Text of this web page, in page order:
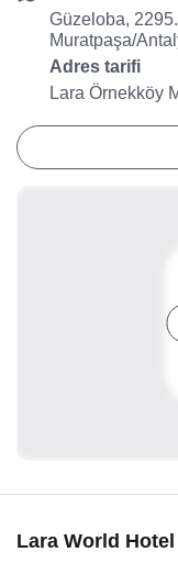
Güzeloba,
Muratpaşa/
Adres tarifi
Lara Örnekköy
Lara World